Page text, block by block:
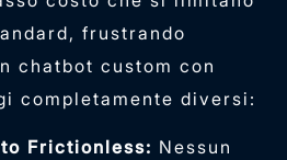
frustrando
chatbot custom con
completamente diversi:
Frictionless: Nessun